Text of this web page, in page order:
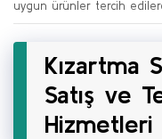
uygun ürünler tercih
Kızartma
Satış ve
Hizmetleri